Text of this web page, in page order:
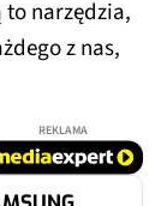
narzędzia,
z nas,
REKLAMA